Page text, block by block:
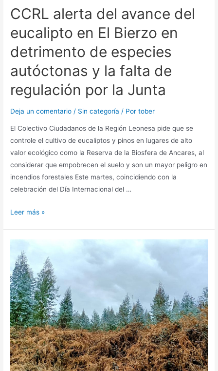
CCRL alerta del avance del
eucalipto en El Bierzo en
detrimento de especies
autóctonas y la falta de
regulación por la Junta
Deja un comentario / Sin categoría / Portober
El Colectivo Ciudadanos de la Región Leonesa pide que se
controle el cultivo de eucaliptos y pinos en lugares de alto
valor ecológico como la Reserva de la Biosfera de Ancares, al
considerar que empobrecen el suelo y son un mayor peligro en
incendios forestales Este martes, coincidiendo con la
celebración del Día Internacional del …
Leer más »